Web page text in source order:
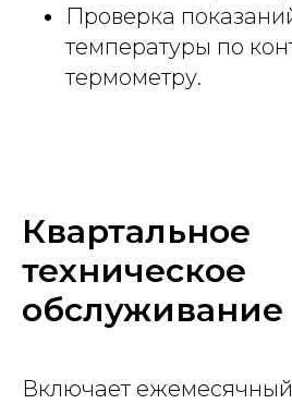
Проверка
температуры по
термометру.
Квартальное
техническое
обслуживание
Включает